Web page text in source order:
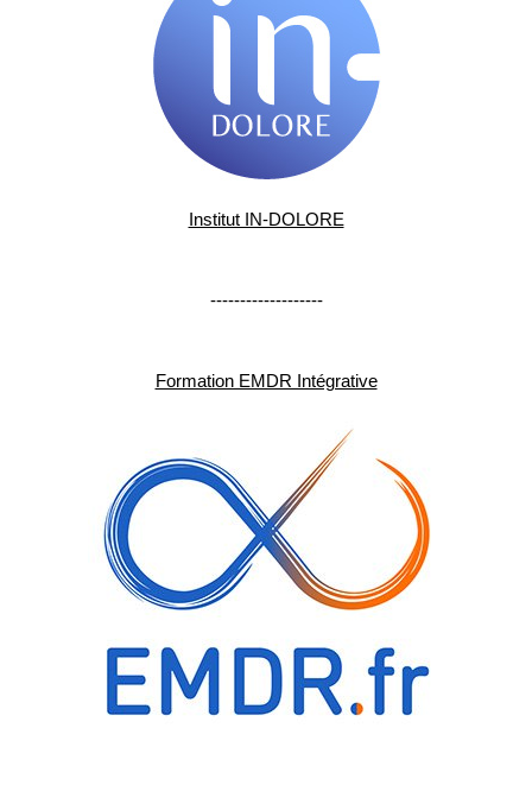
Institut IN-DOLORE
-------------------
Formation EMDR Intégrative